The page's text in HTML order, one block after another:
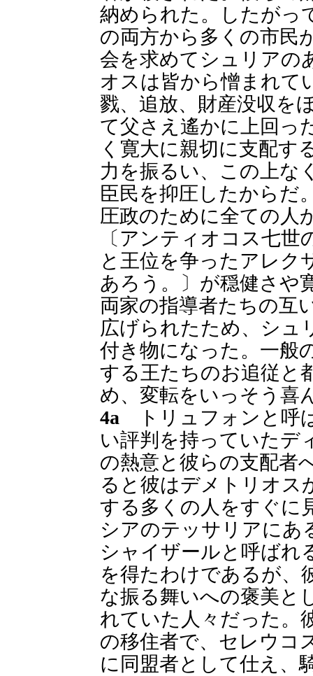
納められた。したがっ
の両方から多くの市民
会を求めてシュリアの
オスは皆から憎まれて
戮、追放、財産没収を
て父さえ遙かに上回っ
く寛大に親切に支配す
力を振るい、この上な
臣民を抑圧したからだ
圧政のために全ての人
〔アンティオコス七
と王位を争ったアレク
あろう。〕が穏健さや
両家の指導者たちの互
広げられたため、シュ
付き物になった。一般
する王たちのお追従と
め、変転をいっそう喜
4a トリュフォンと呼
い評判を持っていたデ
の熱意と彼らの支配者
ると彼はデメトリオス
する多くの人をすぐに
シアのテッサリアにあ
シャイザールと呼ばれ
を得たわけであるが、
な振る舞いへの褒美と
れていた人々だった。
の移住者で、セレウコ
に同盟者として仕え